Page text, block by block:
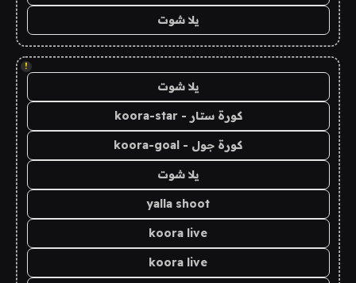
يلا شوت
!
يلا شوت
كورة ستار - koora-star
كورة جول - koora-goal
يلا شوت
yalla shoot
koora live
koora live